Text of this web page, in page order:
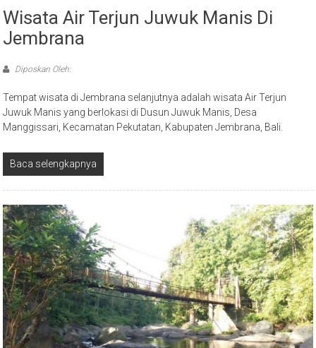
Wisata Air Terjun Juwuk Manis Di
Jembrana
Diposkan Oleh:
Tempat wisata di Jembrana selanjutnya adalah wisata Air Terjun
Juwuk Manis yang berlokasi di Dusun Juwuk Manis, Desa
Manggissari, Kecamatan Pekutatan, Kabupaten Jembrana, Bali.
Baca selengkapnya